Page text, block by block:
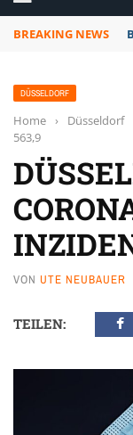
BREAKING NEWS
DÜSSELDORF
Home › Düsseldorf
563,9
VON UTE NEUBAUER
TEILEN: